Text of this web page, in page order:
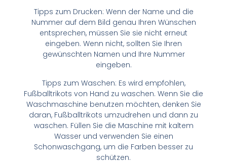
Tipps zum Drucken: Wenn der Name und die
Nummer auf dem Bild genau Ihren Wünschen
entsprechen, müssen Sie sie nicht erneut
eingeben. Wenn nicht, sollten Sie Ihren
gewünschten Namen und Ihre Nummer
eingeben.
Tipps zum Waschen: Es wird empfohlen,
Fußballtrikots von Hand zu waschen. Wenn Sie die
Waschmaschine benutzen möchten, denken Sie
daran, Fußballtrikots umzudrehen und dann zu
waschen. Füllen Sie die Maschine mit kaltem
Wasser und verwenden Sie einen
Schonwaschgang, um die Farben besser zu
schützen.